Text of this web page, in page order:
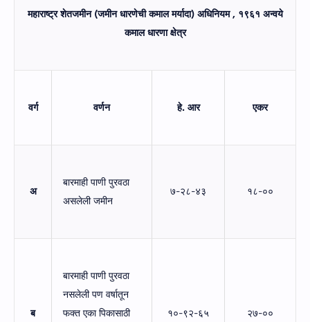
महाराष्ट्र शेतजमीन (जमीन धारणेची कमाल मर्यादा) अधिनियम, १९६१ अन्‍वये
कमाल धारणा क्षेत्र
वर्ग वर्णन हे. आर एकर
अ
बारमाही पाणी पुरवठा
असलेली जमीन
७-२८-४३ १८-००
ब
बारमाही पाणी पुरवठा
नसलेली पण वर्षातून
फक्त एका पिकासाठी
१०-९२-६५ २७-००